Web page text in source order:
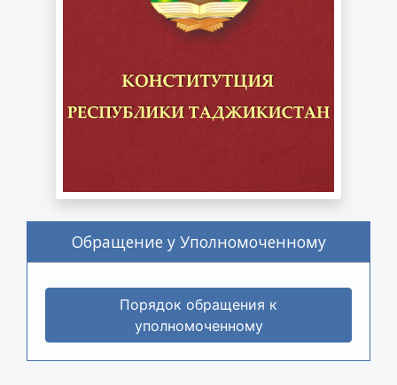
Обращение у Уполномоченному
Порядок обращения к
уполномоченному